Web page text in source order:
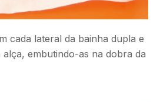
cada lateral da bainha dupla e
embutindo-as na dobra da